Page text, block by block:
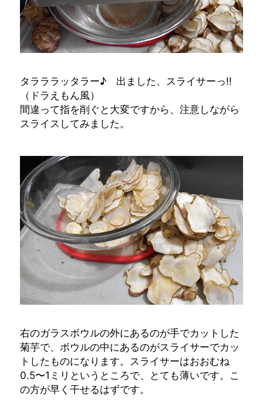
タラララッタラー♪ 出ました、スライサーっ!!
（ドラえもん風）
間違って指を削ぐと大変ですから、注意しながら
スライスしてみました。
右のガラスボウルの外にあるのが手でカットした
菊芋で、ボウルの中にあるのがスライサーでカッ
トしたものになります。スライサーはおおむね
0.5〜1ミリというところで、とても薄いです。こ
の方が早く干せるはずです。